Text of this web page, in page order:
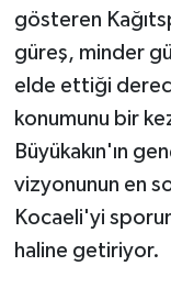
gösteren
güreş, minder
elde ettiği
konumunu bir
Büyükakın'ın
vizyonunun en
Kocaeli'yi
haline getiriyor.